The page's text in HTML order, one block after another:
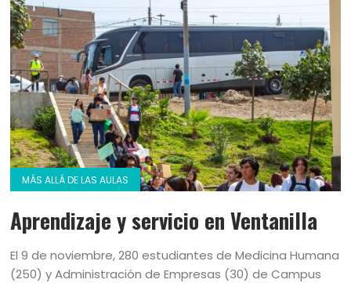
MÁS ALLÁ DE LAS AULAS
Aprendizaje y servicio en Ventanilla
El 9 de noviembre, 280 estudiantes de Medicina Humana
(250) y Administración de Empresas (30) de Campus